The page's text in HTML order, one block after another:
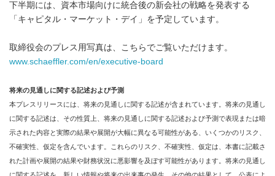
下半期には、資本市場向けに統合後の新会社の戦略を発表する
「キャピタル・マーケット・デイ」を予定しています。
取締役会のプレス用写真は、こちらでご覧いただけます。
www.schaeffler.com/en/executive-board
将来の見通しに関する記述および予測
本プレスリリースには、将来の見通しに関する記述が含まれています。将来の見通し
に関する記述は、その性質上、将来の見通しに関する記述および予測で表現または暗
示された内容と実際の結果や展開が大幅に異なる可能性がある、いくつかのリスク、
不確実性、仮定を含んでいます。これらのリスク、不確実性、仮定は、本書に記載さ
れた計画や展開の結果や財務状況に悪影響を及ぼす可能性があります。将来の見通し
に関する記述を、新しい情報や将来の出来事の発生、その他の結果として、公表によ